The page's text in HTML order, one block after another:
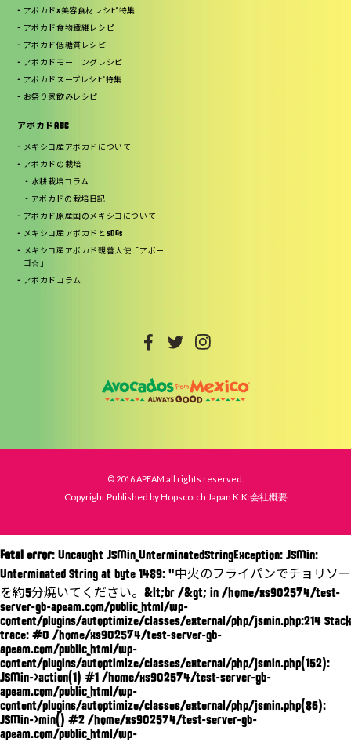
アボカド×美容食材レシピ特集
アボカド食物繊維レシピ
アボカド低糖質レシピ
アボカドモーニングレシピ
アボカドスープレシピ特集
お祭り家飲みレシピ
アボカドABC
メキシコ産アボカドについて
アボカドの栽培
水耕栽培コラム
アボカドの栽培日記
アボカド原産国のメキシコについて
メキシコ産アボカドとSDGs
メキシコ産アボカド親善大使「アボー
ゴ☆」
アボカドコラム
© 2016 APEAM all rights reserved.
Copyright Published by Hopscotch Japan K.K:会社概要
Fatal error: Uncaught JSMin_UnterminatedStringException: JSMin:
Unterminated String at byte 1489: "中火のフライパンでチョリソー
を約5分焼いてください。&lt;br /&gt; in /home/xs902574/test-
server-gb-apeam.com/public_html/wp-
content/plugins/autoptimize/classes/external/php/jsmin.php:214 Stack
trace: #0 /home/xs902574/test-server-gb-
apeam.com/public_html/wp-
content/plugins/autoptimize/classes/external/php/jsmin.php(152):
JSMin->action(1) #1 /home/xs902574/test-server-gb-
apeam.com/public_html/wp-
content/plugins/autoptimize/classes/external/php/jsmin.php(86):
JSMin->min() #2 /home/xs902574/test-server-gb-
apeam.com/public_html/wp-